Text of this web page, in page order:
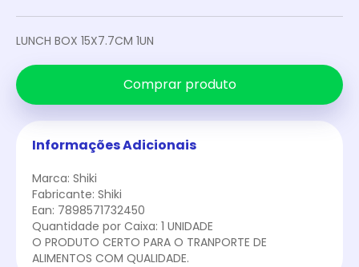
LUNCH BOX 15X7.7CM 1UN
Comprar produto
Informações Adicionais
Marca: Shiki
Fabricante: Shiki
Ean: 7898571732450
Quantidade por Caixa: 1 UNIDADE
O PRODUTO CERTO PARA O TRANPORTE DE
ALIMENTOS COM QUALIDADE.